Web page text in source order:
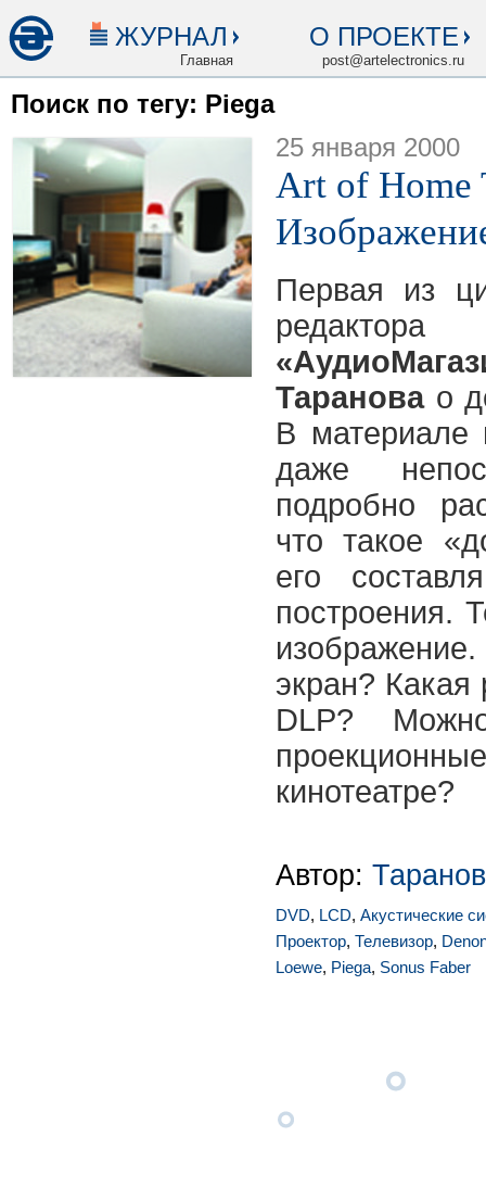
ЖУРНАЛ
Главная
О ПРОЕКТЕ
post@artelectronics.ru
Поиск по тегу: Piega
25 января 2000
Art of Home
Первая из
Тарановао
В материале
даже
подробно
что такое
его
построения.
экран?
DLP?
кинотеатре?
Автор:
DVD, LCD, Акустические
Проектор, Телевизор,
Loewe, Piega, Sonus Faber